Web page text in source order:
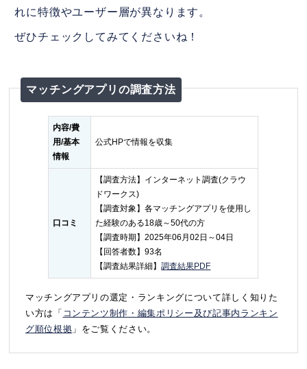
れに特徴やユーザー層が異なります。
ぜひチェックしてみてくださいね！
マッチングアプリの調査方法
内容/費
用/基本
情報
公式HPで情報を収集
口コミ
【調査方法】インターネット調査(クラウ
ドワークス)
【調査対象】各マッチングアプリを使用し
た経験のある18歳～50代の方
【調査時期】2025年06月02日～04日
【回答者数】93名
【調査結果詳細】調査結果PDF
マッチングアプリの選定・ランキングについて詳しく知りた
い方は「 コンテンツ制作・編集ポリシー及び記事内ランキン
グ順位根拠 」をご覧ください。